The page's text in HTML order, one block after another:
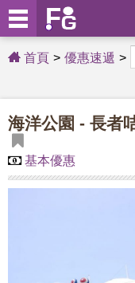
首頁 優惠速遞
海洋公園 - 長者
基本優惠